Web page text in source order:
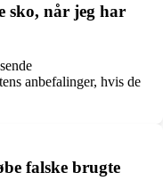
sko, når jeg har
anbefalinger, hvis de
falske brugte